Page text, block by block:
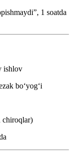
1 soatda
ishlov
bo‘yog‘i
chiroqlar)